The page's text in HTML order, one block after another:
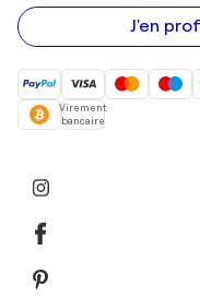
e-
mail
J'en
Virement
bancaire